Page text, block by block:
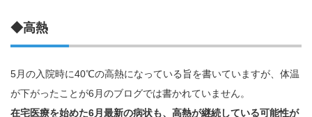
◆高熱
5月の入院時に40℃の高熱になっている旨を書いていますが、体温
が下がったことが6月のブログでは書かれていません。
在宅医療を始めた6月最新の病状も、高熱が継続している可能性が